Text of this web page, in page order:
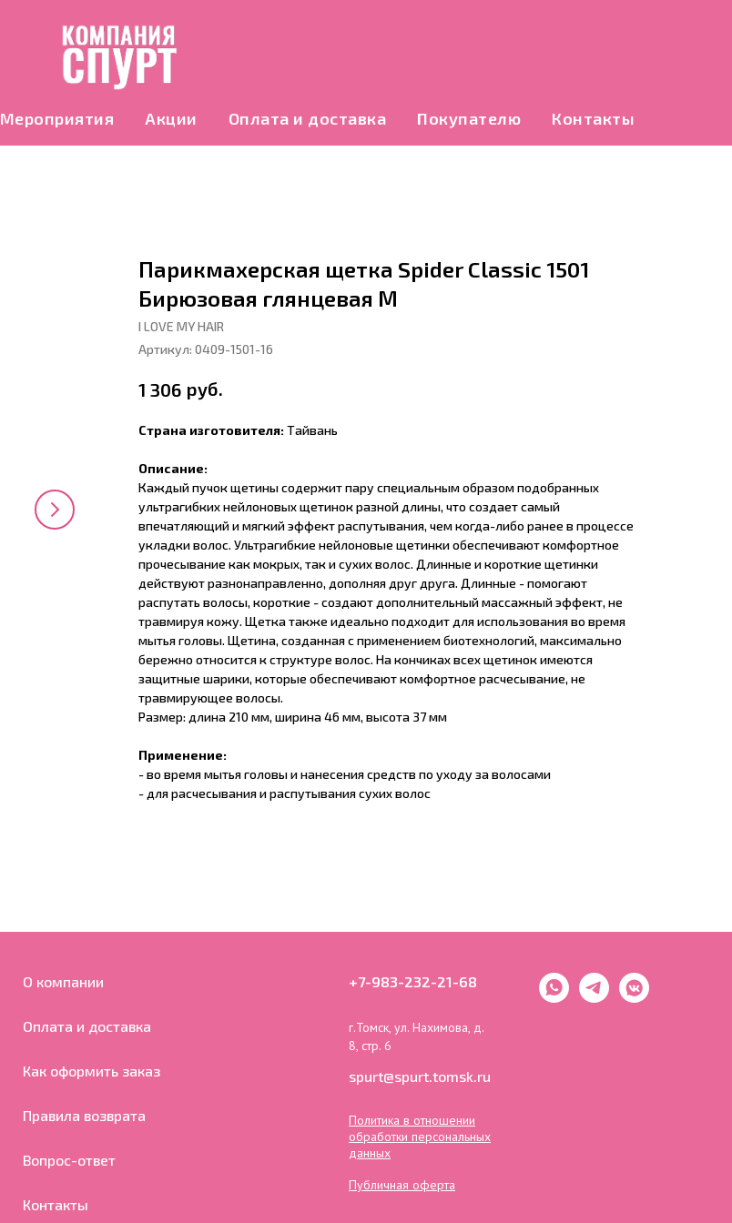
Мероприятия Акции Оплата и доставка Покупателю Контакты
Парикмахерская щетка Spider Classic 1501
Бирюзовая глянцевая М
I LOVE MY HAIR
Артикул: 0409-1501-16
1 306 руб.
Страна изготовителя:Тайвань
Описание:
Каждый пучок щетины содержит пару специальным образом подобранных
ультрагибких нейлоновых щетинок разной длины, что создает самый
впечатляющий и мягкий эффект распутывания, чем когда-либо ранее в процессе
укладки волос. Ультрагибкие нейлоновые щетинки обеспечивают комфортное
прочесывание как мокрых, так и сухих волос. Длинные и короткие щетинки
действуют разнонаправленно, дополняя друг друга. Длинные - помогают
распутать волосы, короткие - создают дополнительный массажный эффект, не
травмируя кожу. Щетка также идеально подходит для использования во время
мытья головы. Щетина, созданная с применением биотехнологий, максимально
бережно относится к структуре волос. На кончиках всех щетинок имеются
защитные шарики, которые обеспечивают комфортное расчесывание, не
травмирующее волосы.
Размер: длина 210 мм, ширина 46 мм, высота 37 мм
Применение:
- во время мытья головы и нанесения средств по уходу за волосами
- для расчесывания и распутывания сухих волос
О компании
Оплата и доставка
Как оформить заказ
Правила возврата
Вопрос-ответ
Контакты
+7-983-232-21-68
г.Томск, ул. Нахимова, д.
8, стр. 6
spurt@spurt.tomsk.ru
Политика в отношении
обработки персональных
данных
Публичная оферта